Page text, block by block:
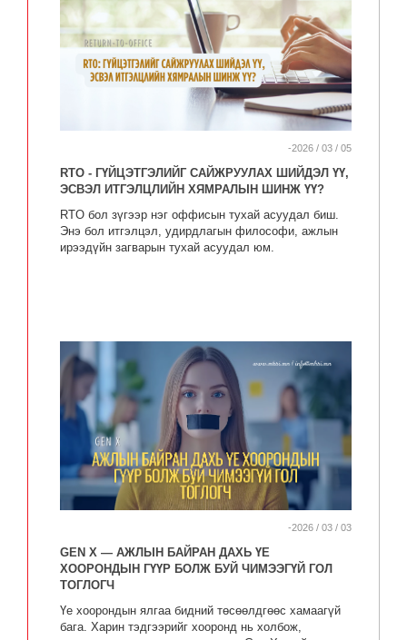
-2026 / 03 / 05
RTO - ГҮЙЦЭТГЭЛИЙГ САЙЖРУУЛАХ ШИЙДЭЛ ҮҮ,
ЭСВЭЛ ИТГЭЛЦЛИЙН ХЯМРАЛЫН ШИНЖ ҮҮ?
RTO бол зүгээр нэг оффисын тухай асуудал биш.
Энэ бол итгэлцэл, удирдлагын философи, ажлын
ирээдүйн загварын тухай асуудал юм.
-2026 / 03 / 03
GEN X — АЖЛЫН БАЙРАН ДАХЬ ҮЕ
ХООРОНДЫН ГҮҮР БОЛЖ БУЙ ЧИМЭЭГҮЙ ГОЛ
ТОГЛОГЧ
Үе хоорондын ялгаа бидний төсөөлдгөөс хамаагүй
бага. Харин тэдгээрийг хооронд нь холбож,